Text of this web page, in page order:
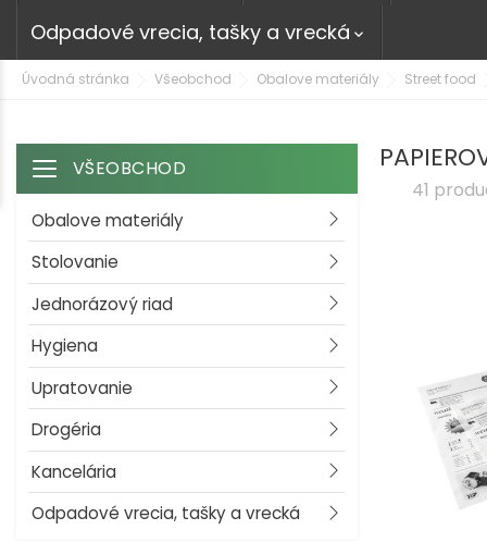
Odpadové vrecia, tašky a vrecká 
Úvodná stránka Všeobchod Obalove materiály Street food
Toggle navigation
VŠEOBCHOD
Obalove materiály
Stolovanie
Jednorázový riad
Hygiena
Upratovanie
Drogéria
Kancelária
Odpadové vrecia, tašky a vrecká
41